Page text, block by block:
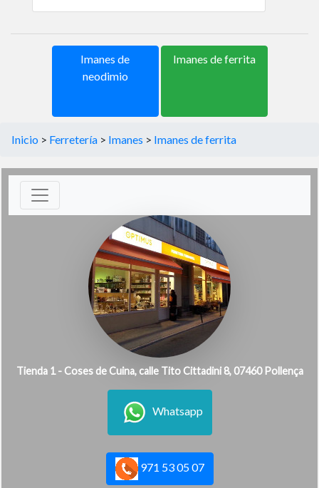
Imanes de
neodimio
Imanes de ferrita
Inicio > Ferretería > Imanes > Imanes de ferrita
Tienda 1 - Coses de Cuina, calle Tito Cittadini 8, 07460 Pollença
Whatsapp
971 53 05 07